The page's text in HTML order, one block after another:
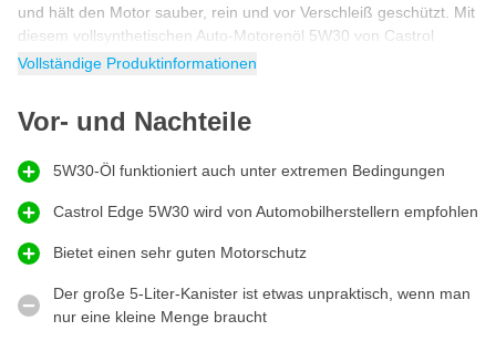
und hält den Motor sauber, rein und vor Verschleiß geschützt. Mit
diesem vollsynthetischen Auto-Motorenöl 5W30 von Castrol
entscheiden Sie sich bewusst für Spitzenleistungen.
Machen Sie Ihren Ölwechsel selbst mit diesem 5-Liter-Kanister
wenn Sie regelmäßig Motoröl benötigen. Dank des
verschließbaren Deckels ist das Castrol Edge 5W30 Motoröl
lange haltbar und lässt sich nach dem Gebrauch leicht
Castrol 5W30 Auto-Motorenöl erfüllt die folgenden
Spezifikationen:
Vollständige Produktinformationen
Vor- und Nachteile
5W30-Öl funktioniert auch unter extremen Bedingungen
Castrol Edge 5W30 wird von Automobilherstellern empfohlen
Bietet einen sehr guten Motorschutz
Der große 5-Liter-Kanister ist etwas unpraktisch, wenn man
nur eine kleine Menge braucht